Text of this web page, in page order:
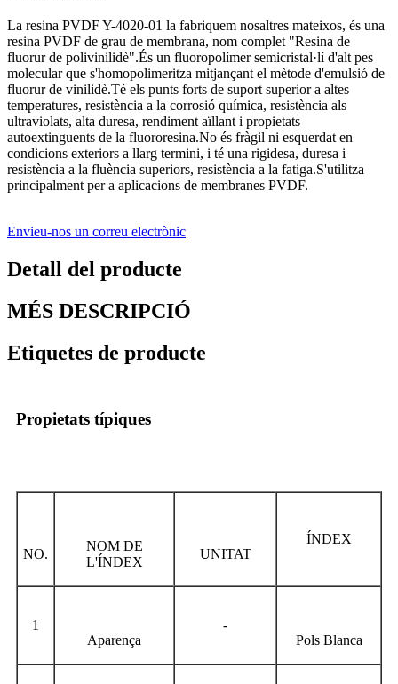
La resina PVDF Y-4020-01 la fabriquem nosaltres mateixos, és una
resina PVDF de grau de membrana, nom complet "Resina de
fluorur de polivinilidè".És un fluoropolímer semicristal·lí d'alt pes
molecular que s'homopolimeritza mitjançant el mètode d'emulsió de
fluorur de vinilidè.Té els punts forts de suport superior a altes
temperatures, resistència a la corrosió química, resistència als
ultraviolats, alta duresa, rendiment aïllant i propietats
autoextinguents de la fluororesina.No és fràgil ni esquerdat en
condicions exteriors a llarg termini, i té una rigidesa, duresa i
resistència a la fluència superiors, resistència a la fatiga.S'utilitza
principalment per a aplicacions de membranes PVDF.
Envieu-nos un correu electrònic
Detall del producte
MÉS DESCRIPCIÓ
Etiquetes de producte
Propietats típiques
NO.
NOM DE
L'ÍNDEX
UNITAT
ÍNDEX
1
Aparença
-
Pols Blanca